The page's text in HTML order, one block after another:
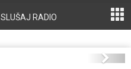
SLUŠAJ RADIO
Next